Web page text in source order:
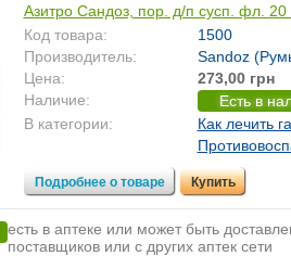
Азитро Сандоз, пор. д/п сусп. фл.
Код товара:
1500
Производитель:
Sandoz
Цена:
273,00 грн
Наличие:
Есть в
В категории:
Как лечить
Подробнее о товаре Купить
есть в аптеке или может быть
поставщиков или с других аптек сети